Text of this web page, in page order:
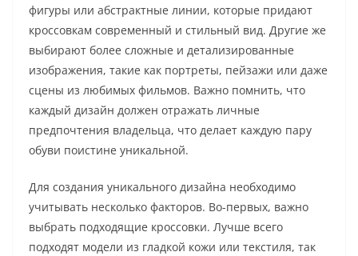
фигуры или абстрактные линии, которые придают
кроссовкам современный и стильный вид. Другие же
выбирают более сложные и детализированные
изображения, такие как портреты, пейзажи или даже
сцены из любимых фильмов. Важно помнить, что
каждый дизайн должен отражать личные
предпочтения владельца, что делает каждую пару
обуви поистине уникальной.
Для создания уникального дизайна необходимо
учитывать несколько факторов. Во-первых, важно
выбрать подходящие кроссовки. Лучше всего
подходят модели из гладкой кожи или текстиля, так